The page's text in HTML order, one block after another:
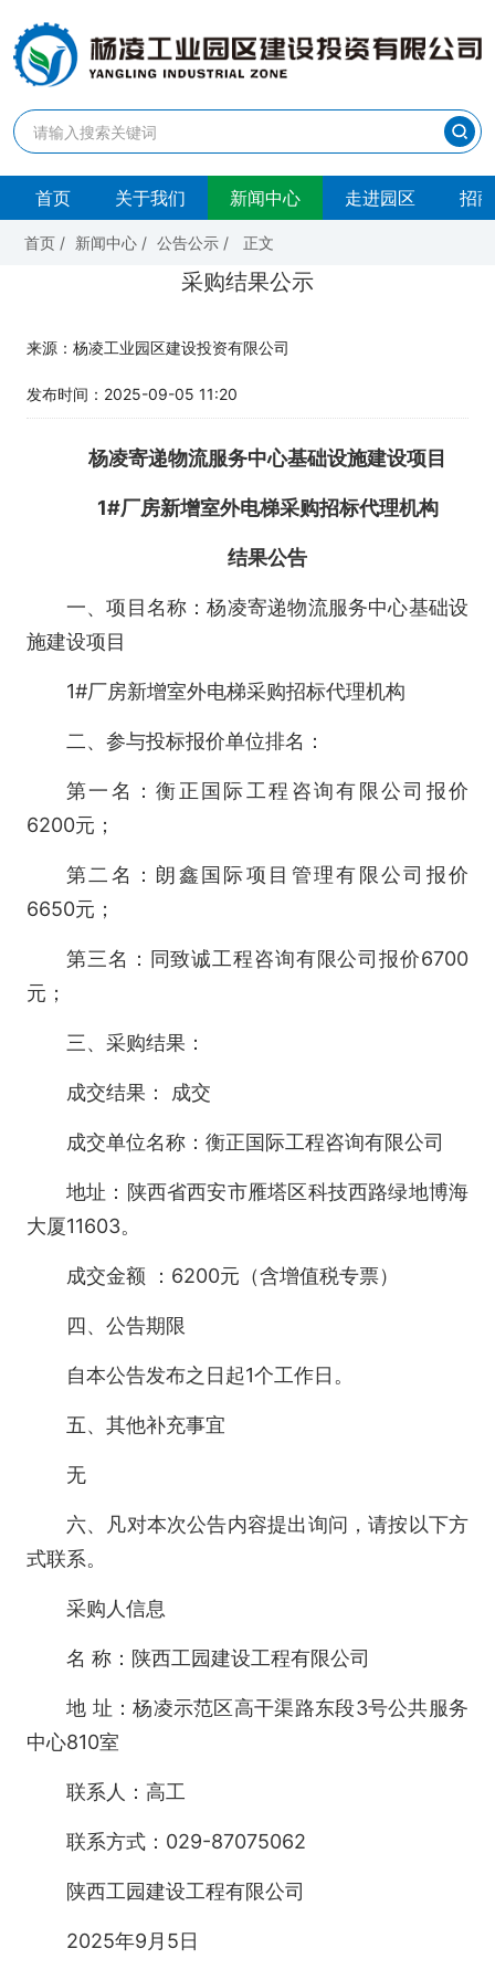
首页 关于我们 新闻中心 走进园区 招
首页 / 新闻中心 / 公告公示 / 正文
采购结果公示
来源：杨凌工业园区建设投资有限公司
发布时间：2025-09-05 11:20
杨凌寄递物流服务中心基础设施建设项目
1#厂房新增室外电梯采购招标代理机构
结果公告
一、项目名称：杨凌寄递物流服务中心基础设
施建设项目
1#厂房新增室外电梯采购招标代理机构
二、参与投标报价单位排名：
第一名：衡正国际工程咨询有限公司报价
6200元；
第二名：朗鑫国际项目管理有限公司报价
6650元；
第三名：同致诚工程咨询有限公司报价6700
元；
三、采购结果：
成交结果： 成交
成交单位名称：衡正国际工程咨询有限公司
地址：陕西省西安市雁塔区科技西路绿地博海
大厦11603。
成交金额 ：6200元（含增值税专票）
四、公告期限
自本公告发布之日起1个工作日。
五、其他补充事宜
无
六、凡对本次公告内容提出询问，请按以下方
式联系。
采购人信息
名 称：陕西工园建设工程有限公司
地 址：杨凌示范区高干渠路东段3号公共服务
中心810室
联系人：高工
联系方式：029-87075062
陕西工园建设工程有限公司
2025年9月5日